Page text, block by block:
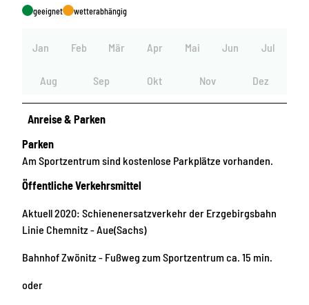
geeignet wetterabhängig
Jan Feb Mär Apr Mai Jun Jul
Aug Sep Okt Nov Dez
Anreise & Parken
Parken
Am Sportzentrum sind kostenlose Parkplätze vorhanden.
Öffentliche Verkehrsmittel
Aktuell 2020: Schienenersatzverkehr der Erzgebirgsbahn
Linie Chemnitz - Aue(Sachs)
Bahnhof Zwönitz - Fußweg zum Sportzentrum ca. 15 min.
oder